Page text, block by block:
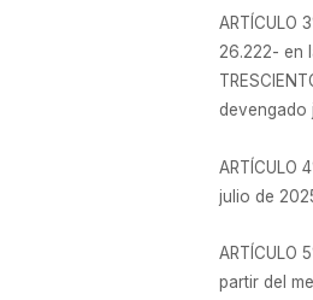
ARTÍCULO
26.222- en
devengado
ARTÍCULO
julio de
ARTÍCULO
partir del